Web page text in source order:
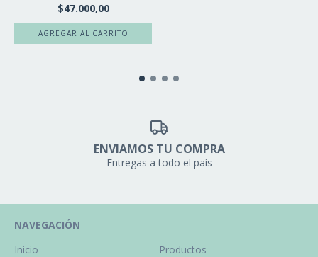
$47.000,00
ENVIAMOS TU COMPRA
Entregas a todo el país
NAVEGACIÓN
Inicio
Productos